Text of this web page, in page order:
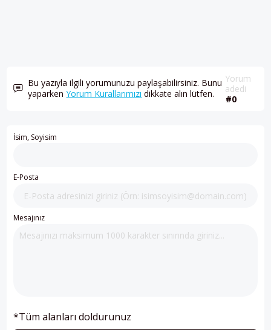
Bu yazıyla ilgili yorumunuzu paylaşabilirsiniz. Bunu
yaparkenYorum Kurallarımızı dikkate alın lütfen.
Yorum
adedi
#0
İsim, Soyisim
E-Posta
Mesajınız
*Tüm alanları doldurunuz